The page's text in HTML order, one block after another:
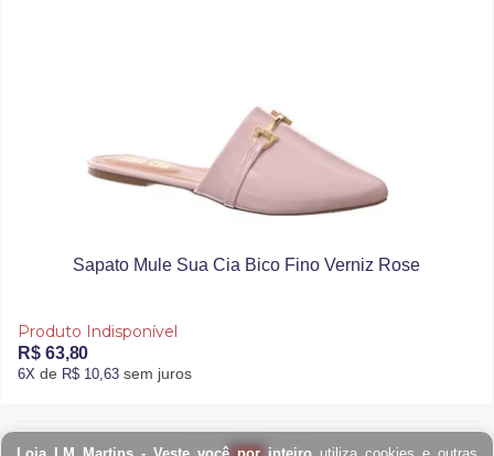
Sapato Mule Sua Cia Bico Fino Verniz Rose
Produto Indisponível
R$ 63,80
6X de R$ 10,63 sem juros